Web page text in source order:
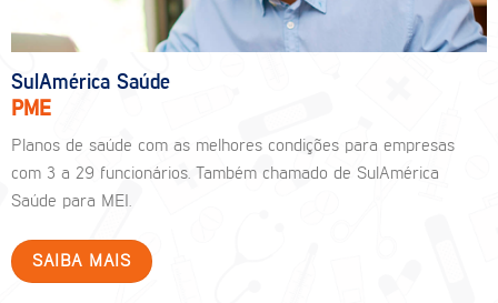
SulAmérica Saúde
PME
Planos de saúde com as melhores condições para empresas
com 3 a 29 funcionários. Também chamado de SulAmérica
Saúde para MEI.
SAIBA MAIS